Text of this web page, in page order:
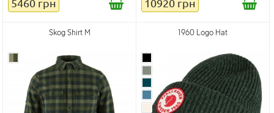
5460 грн 10920 грн
Skog Shirt M 1960 Logo Hat